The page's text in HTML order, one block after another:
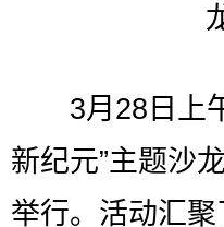
3月28日上午
新纪元”主题沙
举行。活动汇